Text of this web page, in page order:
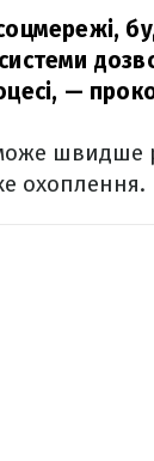
—
швидше
охоплення.